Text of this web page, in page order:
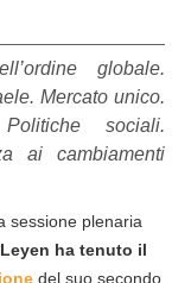
globale.
Mercato unico.
sociali.
ai cambiamenti
sessione plenaria
ha tenuto il
del suo secondo